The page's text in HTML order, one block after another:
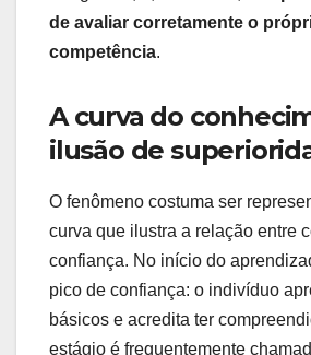
de avaliar corretamente o
competência.
A curva do
ilusão de
O fenômeno costuma ser
curva que ilustra a relação entre
confiança. No início do
pico de confiança: o indivíduo
básicos e acredita ter
estágio é frequentemente